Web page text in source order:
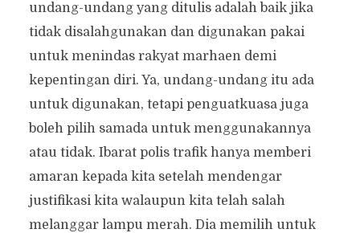
undang-undang yang ditulis adalah baik jika
tidak disalahgunakan dan digunakan pakai
untuk menindas rakyat marhaen demi
kepentingan diri. Ya, undang-undang itu ada
untuk digunakan, tetapi penguatkuasa juga
boleh pilih samada untuk menggunakannya
atau tidak. Ibarat polis trafik hanya memberi
amaran kepada kita setelah mendengar
justifikasi kita walaupun kita telah salah
melanggar lampu merah. Dia memilih untuk